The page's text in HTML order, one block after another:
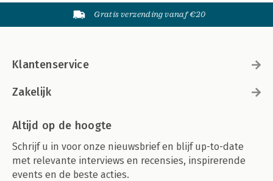
Gratis verzending vanaf €20
Klantenservice
Zakelijk
Altijd op de hoogte
Schrijf u in voor onze nieuwsbrief en blijf up-to-date
met relevante interviews en recensies, inspirerende
events en de beste acties.